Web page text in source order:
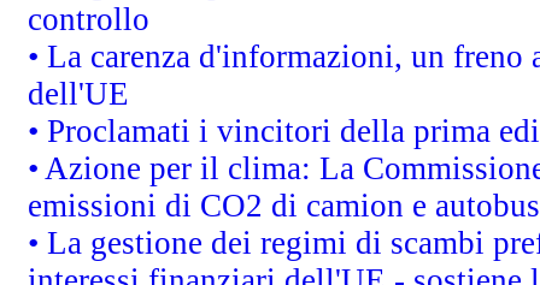
controllo
• La carenza d'informazioni, un
dell'UE
• Proclamati i vincitori della prima
• Azione per il clima: La
emissioni di CO2 di camion e autobus
• La gestione dei regimi di scambi